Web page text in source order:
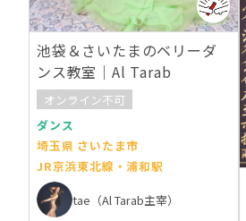
池袋＆さいたまのベリーダ
ンス教室｜Al Tarab
オンライン不可
ダンス
埼玉県 さいたま市
JR京浜東北線・浦和駅
tae（Al Tarab主宰）